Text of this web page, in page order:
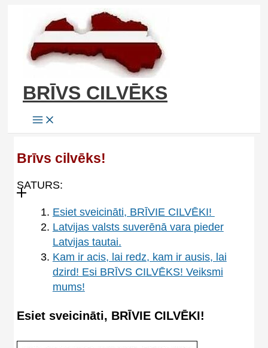
content
BRĪVS CILVĒKS
Brīvs cilvēks!
SATURS:
Esiet sveicināti, BRĪVIE CILVĒKI!
Latvijas valsts suverēnā vara pieder
Latvijas tautai.
Kam ir acis, lai redz, kam ir ausis, lai
dzird! Esi BRĪVS CILVĒKS! Veiksmi
mums!
Esiet sveicināti, BRĪVIE CILVĒKI!